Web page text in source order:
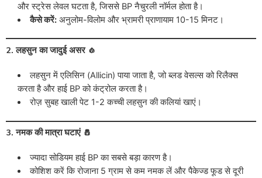
और स्ट्रेस लेवल घटता है, जिससे BP नैचुरली नॉर्मल होता है।
कैसे करें:अनुलोम-विलोम और भ्रामरी प्राणायाम 10-15 मिनट।
2. लहसुन का जादुई असर 🧄
लहसुन में एलिसिन (Allicin) पाया जाता है, जो ब्लड वेसल्स को रिलैक्स
करता है और हाई BP को कंट्रोल करता है।
रोज़ सुबह खाली पेट 1-2 कच्ची लहसुन की कलियां खाएं।
3. नमक की मात्रा घटाएं 🧂
ज्यादा सोडियम हाई BP का सबसे बड़ा कारण है।
कोशिश करें कि रोजाना 5 ग्राम से कम नमक लें और पैकेज्ड फूड से दूरी